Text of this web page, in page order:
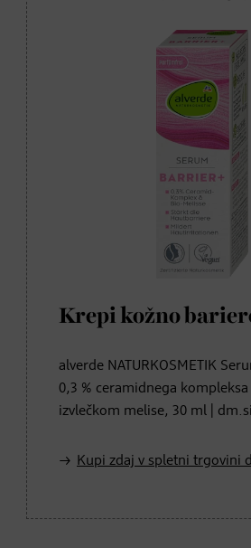
Krepi kožno
alverde NATURKOSMETIK
0,3 % ceramidnega
izvlečkom melise, 30 ml | dm.si
Kupi zdaj v spletni trgovini